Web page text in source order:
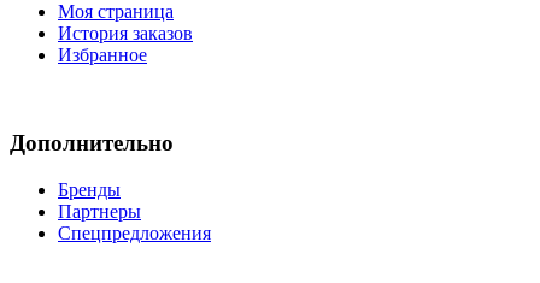
Моя страница
История заказов
Избранное
Дополнительно
Бренды
Партнеры
Спецпредложения